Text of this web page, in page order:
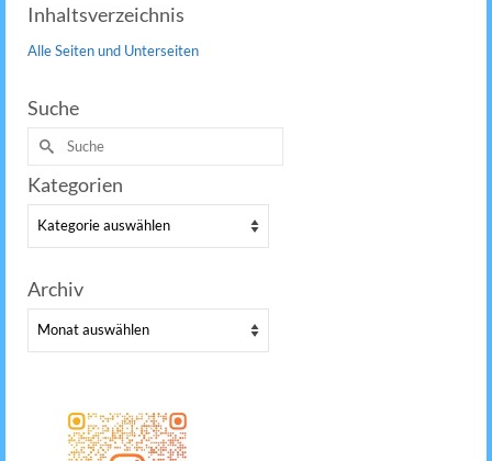
Inhaltsverzeichnis
Alle Seiten und Unterseiten
Suche
Suche
nach:
Kategorien
Kategorien
Archiv
Archiv